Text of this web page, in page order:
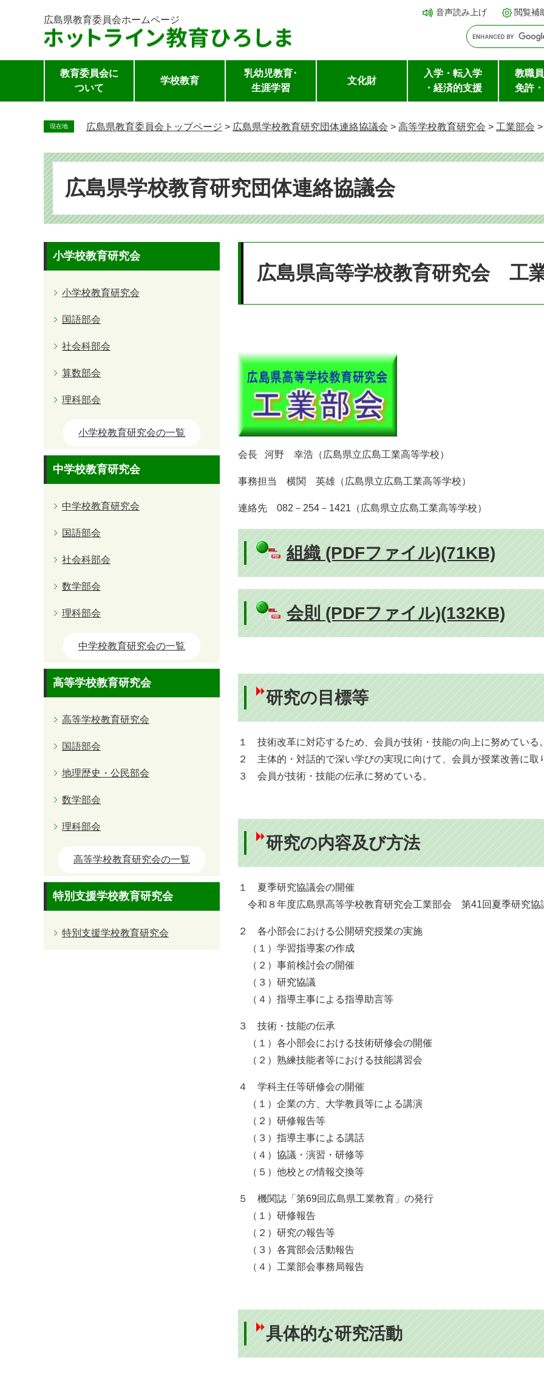
ー
し
広島県教育委員会ホームページ
音声読み上げ 閲覧補
教育委員会に
ついて
学校教育
乳幼児教育･
生涯学習
文化財
入学・転入学
・経済的支援
教職
免許
現在地 広島県教育委員会トップページ > 広島県学校教育研究団体連絡協議会 > 高等学校教育研究会 > 工業部会
広島県学校教育研究団体連絡協議会
広島県高等学校教育研究会 工
会長 河野 幸浩（広島県立広島工業高等学校）
事務担当 横関 英雄（広島県立広島工業高等学校）
連絡先 082－254－1421（広島県立広島工業高等学校）
組織 (PDFファイル)(71KB)
会則 (PDFファイル)(132KB)
研究の目標等
１ 技術改革に対応するため、会員が技術・技能の向上に努めている
２ 主体的・対話的で深い学びの実現に向けて、会員が授業改善に取
３ 会員が技術・技能の伝承に努めている。
研究の内容及び方法
１ 夏季研究協議会の開催
令和８年度広島県高等学校教育研究会工業部会 第41回夏季研究協
２ 各小部会における公開研究授業の実施
（１）学習指導案の作成
（２）事前検討会の開催
（３）研究協議
（４）指導主事による指導助言等
３ 技術・技能の伝承
（１）各小部会における技術研修会の開催
（２）熟練技能者等における技能講習会
４ 学科主任等研修会の開催
（１）企業の方、大学教員等による講演
（２）研修報告等
（３）指導主事による講話
（４）協議・演習・研修等
（５）他校との情報交換等
​５ 機関誌「第69回広島県工業教育」の発行
（１）研修報告
（２）研究の報告等
（３）各賞部会活動報告
（４）工業部会事務局報告
具体的な研究活動
小学校教育研究会
小学校教育研究会
国語部会
社会科部会
算数部会
理科部会
小学校教育研究会の一覧
中学校教育研究会
中学校教育研究会
国語部会
社会科部会
数学部会
理科部会
中学校教育研究会の一覧
高等学校教育研究会
高等学校教育研究会
国語部会
地理歴史・公民部会
数学部会
理科部会
高等学校教育研究会の一覧
特別支援学校教育研究会
特別支援学校教育研究会